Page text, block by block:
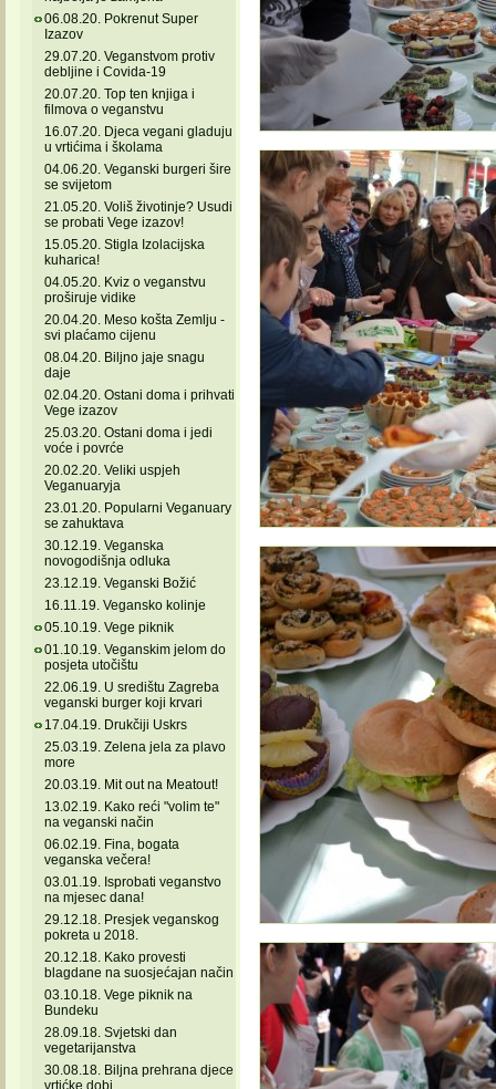
06.08.20. Pokrenut Super
Izazov
29.07.20. Veganstvom protiv
debljine i Covida-19
20.07.20. Top ten knjiga i
filmova o veganstvu
16.07.20. Djeca vegani gladuju
u vrtićima i školama
04.06.20. Veganski burgeri šire
se svijetom
21.05.20. Voliš životinje? Usudi
se probati Vege izazov!
15.05.20. Stigla Izolacijska
kuharica!
04.05.20. Kviz o veganstvu
proširuje vidike
20.04.20. Meso košta Zemlju -
svi plaćamo cijenu
08.04.20. Biljno jaje snagu
daje
02.04.20. Ostani doma i prihvati
Vege izazov
25.03.20. Ostani doma i jedi
voće i povrće
20.02.20. Veliki uspjeh
Veganuaryja
23.01.20. Popularni Veganuary
se zahuktava
30.12.19. Veganska
novogodišnja odluka
23.12.19. Veganski Božić
16.11.19. Vegansko kolinje
05.10.19. Vege piknik
01.10.19. Veganskim jelom do
posjeta utočištu
22.06.19. U središtu Zagreba
veganski burger koji krvari
17.04.19. Drukčiji Uskrs
25.03.19. Zelena jela za plavo
more
20.03.19. Mit out na Meatout!
13.02.19. Kako reći "volim te"
na veganski način
06.02.19. Fina, bogata
veganska večera!
03.01.19. Isprobati veganstvo
na mjesec dana!
29.12.18. Presjek veganskog
pokreta u 2018.
20.12.18. Kako provesti
blagdane na suosjećajan način
03.10.18. Vege piknik na
Bundeku
28.09.18. Svjetski dan
vegetarijanstva
30.08.18. Biljna prehrana djece
vrtićke dobi